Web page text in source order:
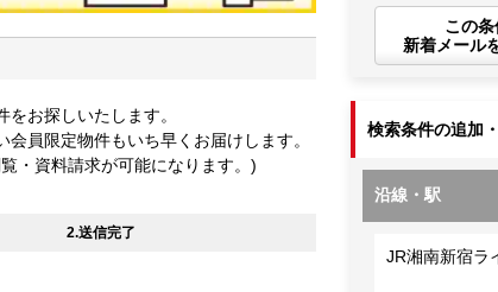
お探しいたします。
員限定物件もいち早くお届けします。
・資料請求が可能になります。)
2.送信完了
この
新着メール
検索条件の追加
沿線・駅
JR湘南新宿ラ